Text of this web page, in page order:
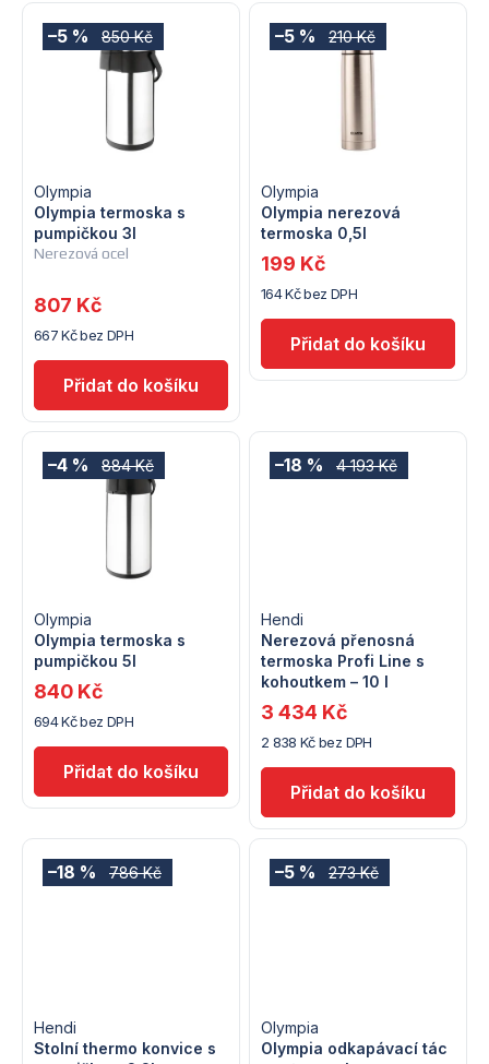
p
o
d
k
V
s
p
o
u
850 Kč
–5 %
Nerezová ocel
Olympia termoska s
pumpičkou 3l
Olympia
667 Kč bez DPH
807 Kč
210 Kč
–5 %
Olympia nerezová
termoska 0,5l
Olympia
164 Kč bez DPH
199 Kč
884 Kč
–4 %
Olympia termoska s
pumpičkou 5l
Olympia
694 Kč bez DPH
840 Kč
4 193 Kč
–18 %
Nerezová přenosná
termoska Profi Line s
kohoutkem – 10 l
Hendi
2 838 Kč bez DPH
3 434 Kč
786 Kč
–18 %
Stolní thermo konvice s
Hendi
273 Kč
–5 %
Olympia odkapávací tác
Olympia